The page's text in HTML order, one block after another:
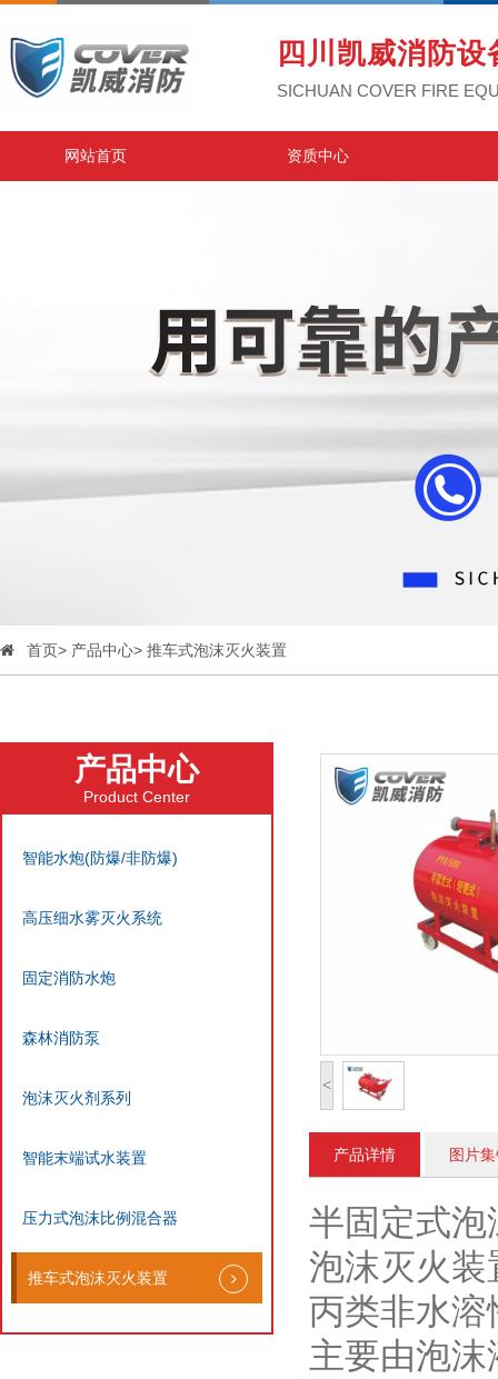
四川凯威消防
SICHUAN COVER FIRE
网站首页 资质中心
首页> 产品中心> 推车式泡沫灭火装置
产品中心
Product Center
智能水炮(防爆/非防爆)
高压细水雾灭火系统
固定消防水炮
森林消防泵
泡沫灭火剂系列
智能末端试水装置
压力式泡沫比例混合器
推车式泡沫灭火装置
<
产品详情 图片
半固定式
泡沫灭火
丙类非水
主要由泡